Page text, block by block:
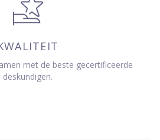
met de beste gecertificeerde
deskundigen.